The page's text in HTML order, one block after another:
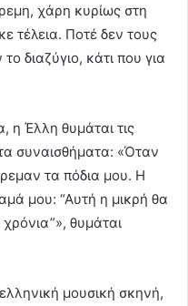
χάρη κυρίως στη
τέλεια. Ποτέ δεν τους
διαζύγιο, κάτι που για
η Έλλη θυμάται τις
συναισθήματα: «Όταν
τα πόδια μου. Η
μου: “Αυτή η μικρή θα
θυμάται
μουσική σκηνή,